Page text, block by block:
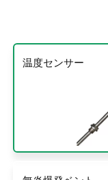
温度センサー